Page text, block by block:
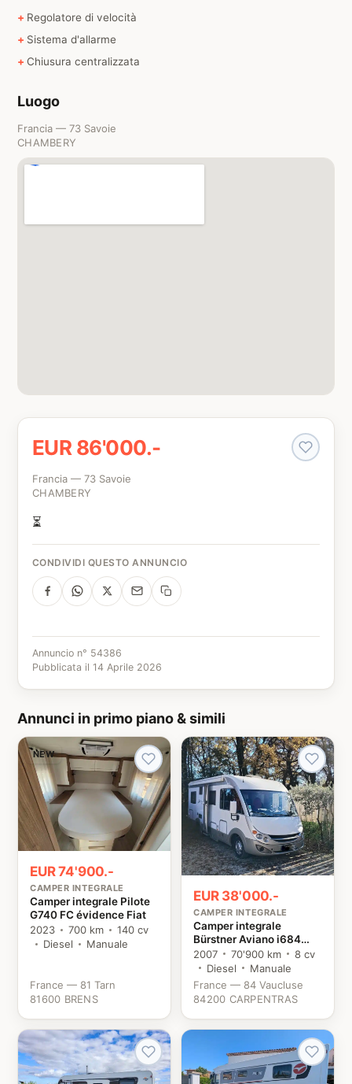
Regolatore di velocità
Sistema d'allarme
Chiusura centralizzata
Luogo
Francia — 73 Savoie
CHAMBERY
EUR 86'000.-
Francia — 73 Savoie
CHAMBERY
⏳
CONDIVIDI QUESTO ANNUNCIO
Annuncio n° 54386
Pubblicata il 14 Aprile 2026
Annunci in primo piano & simili
NEW
EUR 74'900.-
CAMPER INTEGRALE
Camper integrale Pilote
G740 FC évidence Fiat
2023
700 km
140 cv
Diesel
Manuale
France — 81 Tarn
81600 BRENS
EUR 38'000.-
CAMPER INTEGRALE
Camper integrale
Bürstner Aviano i684
Fiat
2007 70'900 km
8 cv
Diesel
Manuale
France — 84 Vaucluse
84200 CARPENTRAS